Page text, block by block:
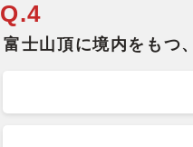
Q.4
富士山頂に境内をもつ